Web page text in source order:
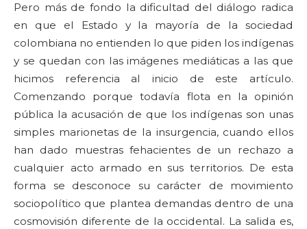
Pero más de fondo la dificultad del diálogo radica
en que el Estado y la mayoría de la sociedad
colombiana no entienden lo que piden los indígenas
y se quedan con las imágenes mediáticas a las que
hicimos referencia al inicio de este artículo.
Comenzando porque todavía flota en la opinión
pública la acusación de que los indígenas son unas
simples marionetas de la insurgencia, cuando ellos
han dado muestras fehacientes de un rechazo a
cualquier acto armado en sus territorios. De esta
forma se desconoce su carácter de movimiento
sociopolítico que plantea demandas dentro de una
cosmovisión diferente de la occidental. La salida es,